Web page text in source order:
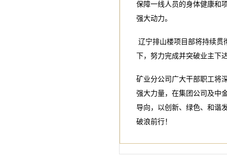
保障一线人员的身体健康和
强大动力。
辽宁排山楼项目部将持续贯
下，努力完成并突破业主下
矿业分公司广大干部职工将
强大力量，在集团公司及中
导向，以创新、绿色、和谐
破浪前行！